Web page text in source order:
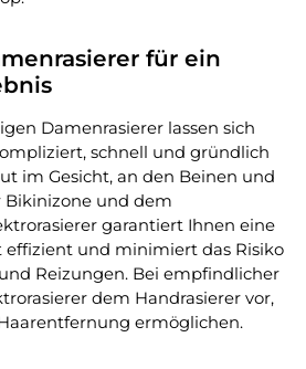
für ein
Damenrasierer lassen sich
schnell und gründlich
im Gesicht, an den Beinen und
Bikinizone und dem
garantiert Ihnen eine
effizient und minimiert das Risiko
Reizungen. Bei empfindlicher
dem Handrasierer vor,
ermöglichen.